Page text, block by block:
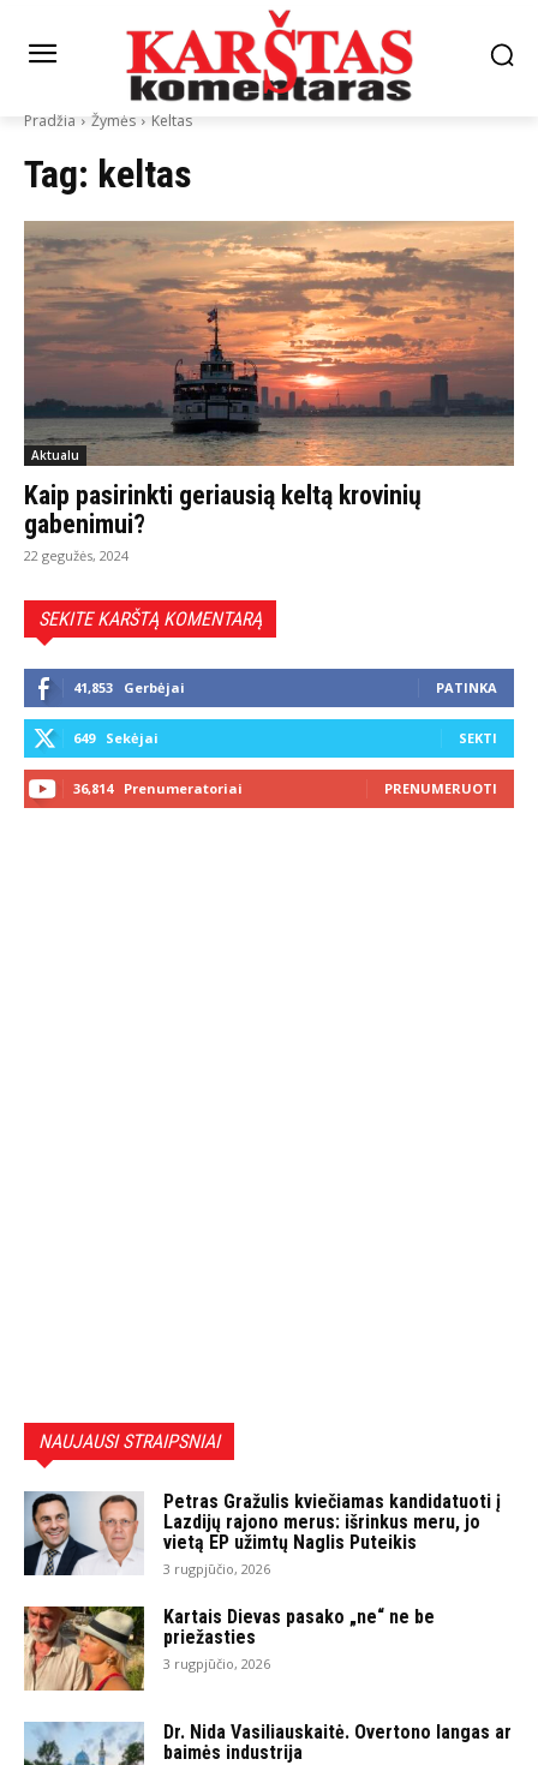
Pradžia Žymės Keltas
Tag: keltas
Aktualu
Kaip pasirinkti geriausią keltą krovinių
gabenimui?
22 gegužės, 2024
SEKITE KARŠTĄ KOMENTARĄ
41,853 Gerbėjai PATINKA
649 Sekėjai SEKTI
36,814 Prenumeratoriai PRENUMERUOTI
NAUJAUSI STRAIPSNIAI
Petras Gražulis kviečiamas kandidatuoti į
Lazdijų rajono merus: išrinkus meru, jo
vietą EP užimtų Naglis Puteikis
3 rugpjūčio, 2026
Kartais Dievas pasako „ne“ ne be
priežasties
3 rugpjūčio, 2026
Dr. Nida Vasiliauskaitė. Overtono langas ar
baimės industrija